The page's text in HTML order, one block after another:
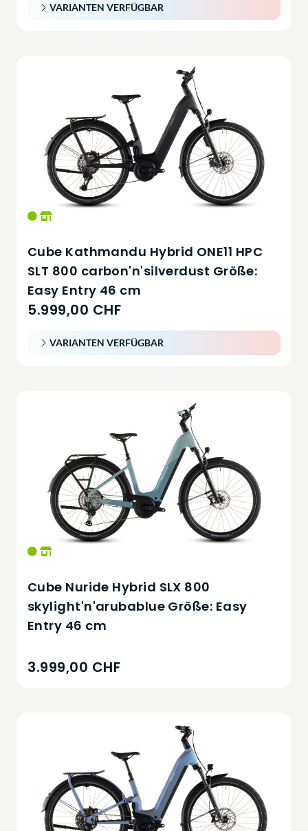
VARIANTEN VERFÜGBAR
Cube Kathmandu Hybrid ONE11 HPC
SLT 800 carbon'n'silverdust Größe:
Easy Entry 46 cm
5.999,00 CHF
VARIANTEN VERFÜGBAR
Cube Nuride Hybrid SLX 800
skylight'n'arubablue Größe: Easy
Entry 46 cm
3.999,00 CHF